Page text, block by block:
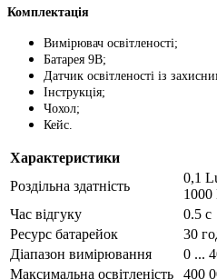
Комплектація
Вимірювач освітленості;
Батарея 9В;
Датчик освітленості із
Інструкція;
Чохол;
Кейс.
Характеристики
Роздільна здатність
0,1
Час відгуку
0.5 с
Ресурс батарейок
30
Діапазон вимірювання
0 ...
Максимальна освітленість
400